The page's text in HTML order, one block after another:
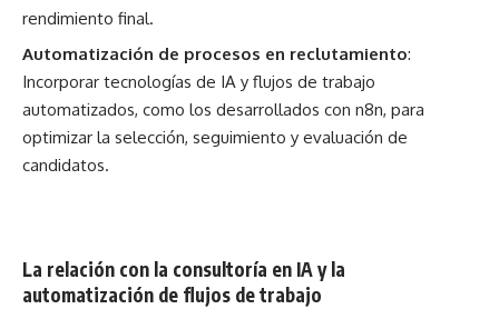
rendimiento final.
Automatización de procesos en reclutamiento:
Incorporar tecnologías de IA y flujos de trabajo
automatizados, como los desarrollados con n8n, para
optimizar la selección, seguimiento y evaluación de
candidatos.
La relación con la consultoría en IA y la
automatización de flujos de trabajo